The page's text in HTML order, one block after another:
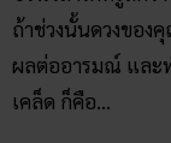
เข้าวัดทำบุ
หมั่นบริจา
หมั่นนั่งสมา